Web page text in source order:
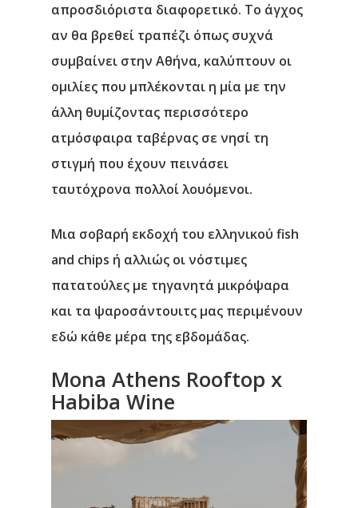
απροσδιόριστα διαφορετικό. Το άγχος
αν θα βρεθεί τραπέζι όπως συχνά
συμβαίνει στην Αθήνα, καλύπτουν οι
ομιλίες που μπλέκονται η μία με την
άλλη θυμίζοντας περισσότερο
ατμόσφαιρα ταβέρνας σε νησί τη
στιγμή που έχουν πεινάσει
ταυτόχρονα πολλοί λουόμενοι.
Μια σοβαρή εκδοχή του ελληνικού fish
and chips ή αλλιώς οι νόστιμες
πατατούλες με τηγανητά μικρόψαρα
και τα ψαροσάντουιτς μας περιμένουν
εδώ κάθε μέρα της εβδομάδας.
Μona Athens Rooftop x
Habiba Wine